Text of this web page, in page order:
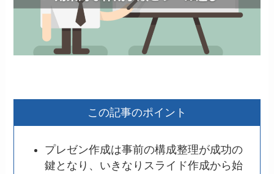
この記事のポイント
プレゼン作成は事前の構成整理が成功の
鍵となり、いきなりスライド作成から始